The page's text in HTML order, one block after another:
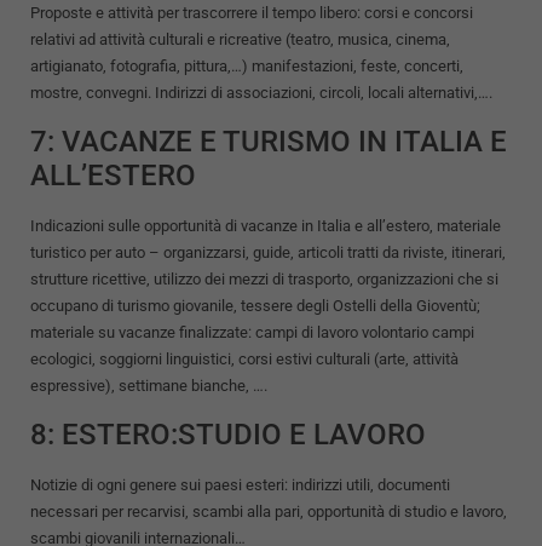
Proposte e attività per trascorrere il tempo libero: corsi e concorsi
relativi ad attività culturali e ricreative (teatro, musica, cinema,
artigianato, fotografia, pittura,…) manifestazioni, feste, concerti,
mostre, convegni. Indirizzi di associazioni, circoli, locali alternativi,….
7: VACANZE E TURISMO IN ITALIA E
ALL’ESTERO
Indicazioni sulle opportunità di vacanze in Italia e all’estero, materiale
turistico per auto – organizzarsi, guide, articoli tratti da riviste, itinerari,
strutture ricettive, utilizzo dei mezzi di trasporto, organizzazioni che si
occupano di turismo giovanile, tessere degli Ostelli della Gioventù;
materiale su vacanze finalizzate: campi di lavoro volontario campi
ecologici, soggiorni linguistici, corsi estivi culturali (arte, attività
espressive), settimane bianche, ….
8: ESTERO:STUDIO E LAVORO
Notizie di ogni genere sui paesi esteri: indirizzi utili, documenti
necessari per recarvisi, scambi alla pari, opportunità di studio e lavoro,
scambi giovanili internazionali…